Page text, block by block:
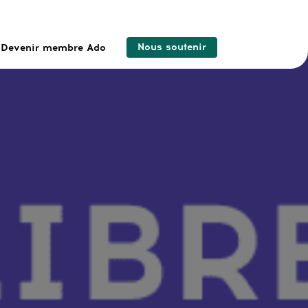
Devenir membre Ado Nous soutenir